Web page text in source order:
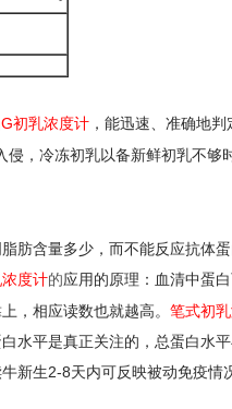
初乳浓度计，能迅速、准确地判
，冷冻初乳以备新鲜初乳不够
肪含量多少，而不能反应抗体
度计的应用的原理：血清中蛋
，相应读数也就越高。 笔式初
水平是真正关注的，总蛋白水
新生2-8天内可反映被动免疫情